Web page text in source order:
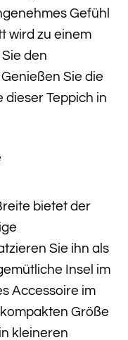
Gefühl
wird zu einem
den
Sie die
dieser Teppich in
bietet der
Sie ihn als
Insel im
Accessoire im
Größe
kleineren